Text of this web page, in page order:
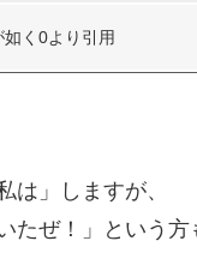
如く0より引用
は」しますが、
たぜ！」という